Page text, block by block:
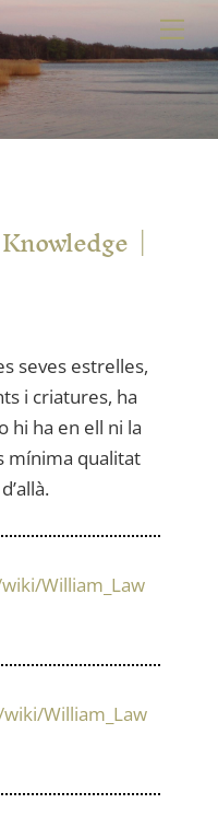
seves estrelles,
i criatures, ha
hi ha en ell ni la
mínima qualitat
William_Law
William_Law